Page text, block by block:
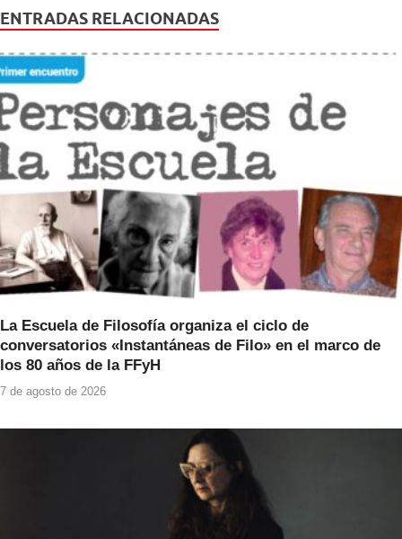
e
b
o
o
k
er s
A
p
ENTRADAS RELACIONADAS
La Escuela de Filosofía organiza el ciclo de
conversatorios «Instantáneas de Filo» en el marco de
los 80 años de la FFyH
7 de agosto de 2026